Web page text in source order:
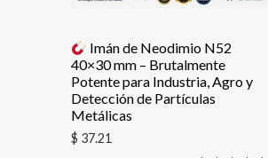
Imán de Neodimio N52
40×30 mm – Brutalmente
Potente para Industria, Agro y
Detección de Partículas
Metálicas
$ 37.21